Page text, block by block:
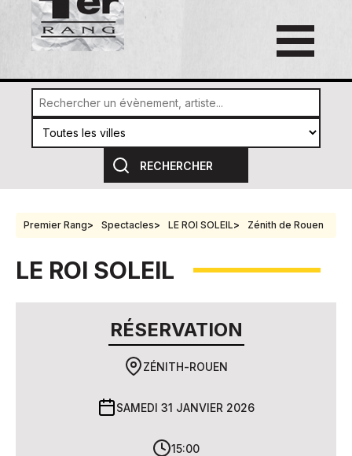
Premier Rang Spectacles LE ROI SOLEIL Zénith de Rouen
LE ROI SOLEIL
RÉSERVATION
ZÉNITH-ROUEN
SAMEDI 31 JANVIER 2026
15:00